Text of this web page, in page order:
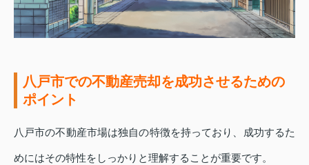
八戸市での不動産売却を成功させるための
ポイント
八戸市の不動産市場は独自の特徴を持っており、成功するた
めにはその特性をしっかりと理解することが重要です。